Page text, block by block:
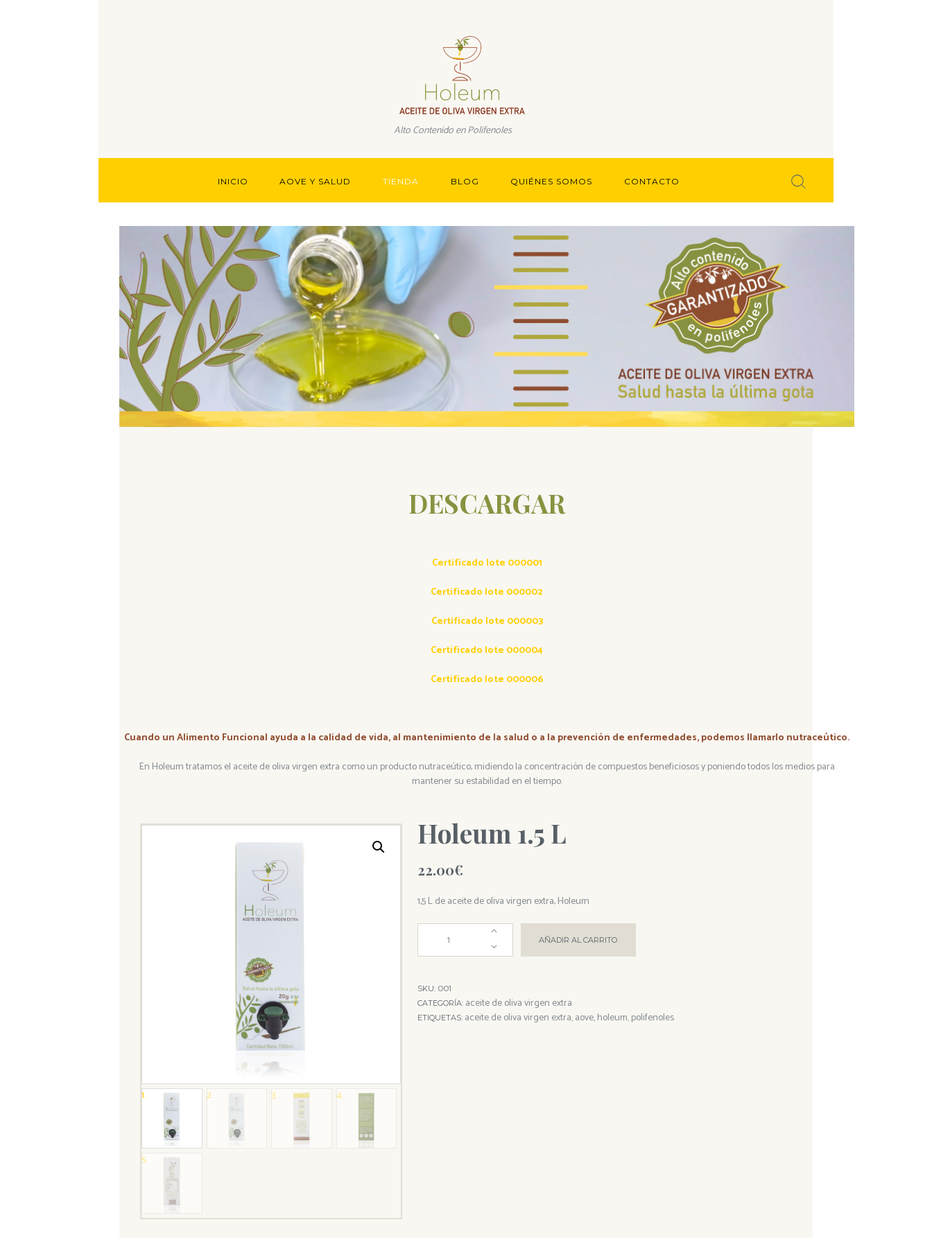
Alto Contenido en Polifenoles
INICIO AOVE Y SALUD TIENDA BLOG QUIÉNES SOMOS CONTACTO
DESCARGAR
Certificado lote 000001
Certificado lote 000002
Certificado lote 000003
Certificado lote 000004
Certificado lote 000006
Cuando un Alimento Funcional ayuda a la calidad de vida, al mantenimiento de la salud o a la prevención de enfermedades, podemos llamarlo nutraceútico.
En Holeum tratamos el aceite de oliva virgen extra como un producto nutraceútico, midiendo la concentración de compuestos beneficiosos y poniendo todos los medios para
mantener su estabilidad en el tiempo.
Holeum 1.5 L
22.00€
1,5 L de aceite de oliva virgen extra, Holeum
AÑADIR AL CARRITO
SKU: 001
CATEGORÍA: aceite de oliva virgen extra
ETIQUETAS: aceite de oliva virgen extra, aove, holeum, polifenoles